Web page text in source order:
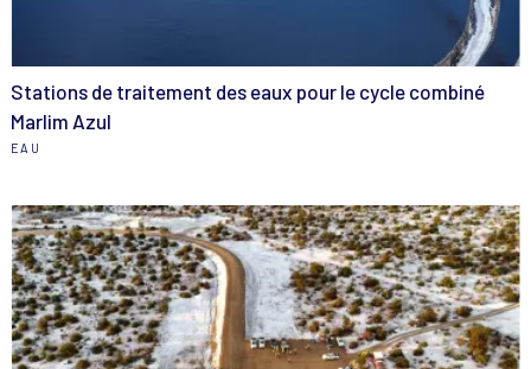
Stations de traitement des eaux pour le cycle combiné
Marlim Azul
EAU